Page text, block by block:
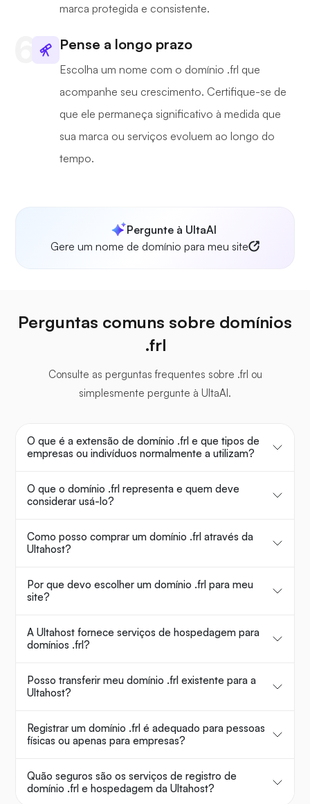
marca protegida e consistente.
Pense a longo prazo
Escolha um nome com o domínio .frl que
acompanhe seu crescimento. Certifique-se de
que ele permaneça significativo à medida que
sua marca ou serviços evoluem ao longo do
tempo.
Pergunte à UltaAI
Gere um nome de domínio para meu site
Perguntas comuns sobre domínios
.frl
Consulte as perguntas frequentes sobre .frl ou
simplesmente pergunte à UltaAI.
O que é a extensão de domínio .frl e que tipos de
empresas ou indivíduos normalmente a utilizam?
O que o domínio .frl representa e quem deve
considerar usá-lo?
Como posso comprar um domínio .frl através da
Ultahost?
Por que devo escolher um domínio .frl para meu
site?
A Ultahost fornece serviços de hospedagem para
domínios .frl?
Posso transferir meu domínio .frl existente para a
Ultahost?
Registrar um domínio .frl é adequado para pessoas
físicas ou apenas para empresas?
Quão seguros são os serviços de registro de
domínio .frl e hospedagem da Ultahost?